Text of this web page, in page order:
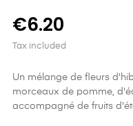
€6.20
Tax included
Un mélange de fleurs
morceaux de pomme,
accompagné de fruits